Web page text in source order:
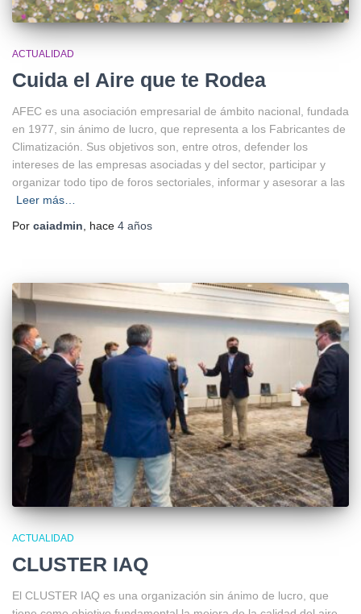
ACTUALIDAD
Cuida el Aire que te Rodea
AFEC es una asociación empresarial de ámbito nacional, fundada
en 1977, sin ánimo de lucro, que representa a los Fabricantes de
Climatización. Sus objetivos son, entre otros, defender los
intereses de las empresas asociadas y del sector, participar y
organizar todo tipo de foros sectoriales, informar y asesorar a las
Leer más…
Por caiadmin , hace 4 años
ACTUALIDAD
CLUSTER IAQ
El CLUSTER IAQ es una organización sin ánimo de lucro, que